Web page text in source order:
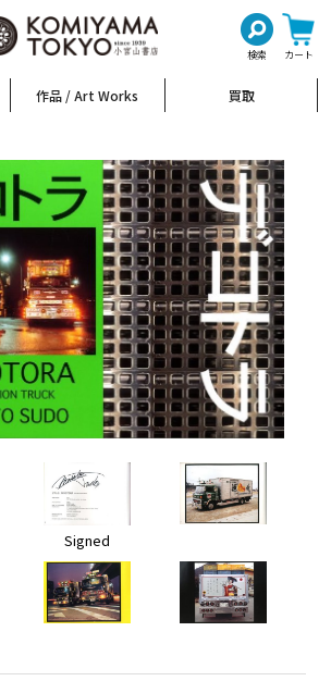
検索 カート
作品 / Art Works 買取
Signed